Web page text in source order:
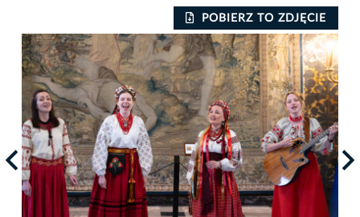
POBIERZ TO ZDJĘCIE